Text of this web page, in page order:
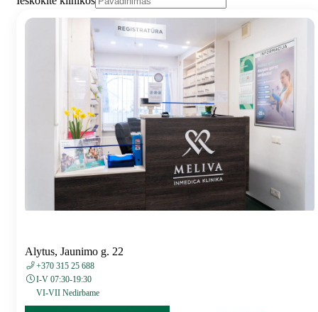
Alytus, Jaunimo g. 22
+370 315 25 688
I-V 07:30-19:30
VI-VII Nedirbame